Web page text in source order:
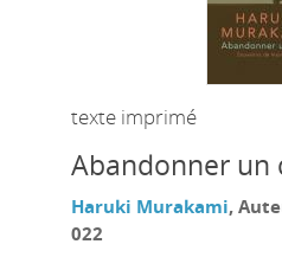
texte imprimé
Abandonner un
Haruki Murakami,
022